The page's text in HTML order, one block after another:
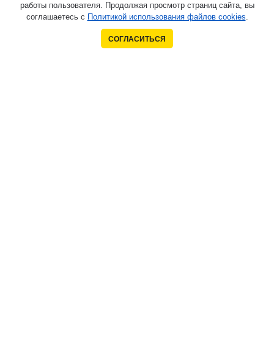
работы пользователя. Продолжая просмотр страниц сайта, вы
соглашаетесь с Политикой использования файлов cookies.
СОГЛАСИТЬСЯ